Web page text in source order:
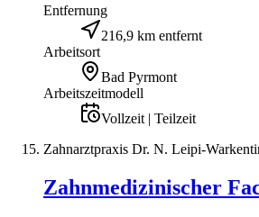
Entfernung
216,9 km entfernt
Arbeitsort
Bad Pyrmont
Arbeitszeitmodell
Vollzeit | Teilzeit
Zahnarztpraxis Dr. N. Leipi-
Zahnmedizinischer